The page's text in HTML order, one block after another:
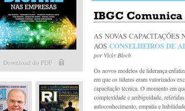
Download do PDF
IBGC Comunica
AS NOVAS CAPACITAÇÕES
AOS CONSELHEIROS DE
por Vicky Bloch
Os novos modelos de liderança
em que os líderes eram valorizados
capacitação técnica. O momento em
complexidade e ambiguidade,
autoconhecimento, empatia e